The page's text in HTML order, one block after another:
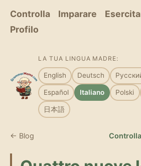
Controlla Imparare
Profilo
LA TUA LINGUA MADRE:
English Deutsch
Español Italiano Polski
日本語
← Blog